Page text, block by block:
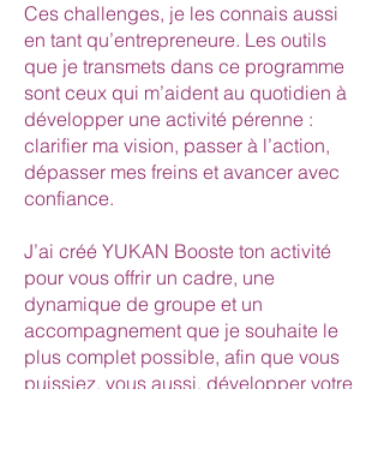
Ces challenges, je les connais aussi
en tant qu’entrepreneure. Les outils
que je transmets dans ce programme
sont ceux qui m’aident au quotidien à
développer une activité pérenne :
clarifier ma vision, passer à l’action,
dépasser mes freins et avancer avec
confiance.
J’ai créé YUKAN Booste ton activité
pour vous offrir un cadre, une
dynamique de groupe et un
accompagnement que je souhaite le
plus complet possible, afin que vous
puissiez, vous aussi, développer votre